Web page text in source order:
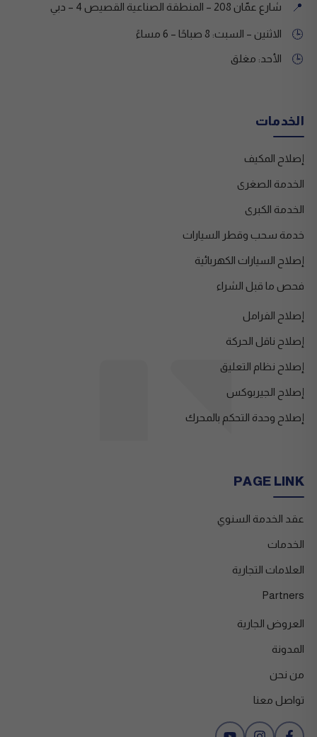
📍 شارع عمّان 208 – المنطقة الصناعية القصيص 4 – دبي
🕒 الاثنين – السبت: 8 صباحًا – 6 مساءً
🕒 الأحد: مغلق
الخدمات
إصلاح المكيف
الخدمة الصغرى
الخدمة الكبرى
خدمة سحب وقطر السيارات
إصلاح السيارات الكهربائية
فحص ما قبل الشراء
إصلاح الفرامل
إصلاح ناقل الحركة
إصلاح نظام التعليق
إصلاح الجيربوكس
إصلاح وحدة التحكم بالمحرك
PAGE LINK
عقد الخدمة السنوي
الخدمات
العلامات التجارية
Partners
العروض الجارية
المدونة
من نحن
تواصل معنا